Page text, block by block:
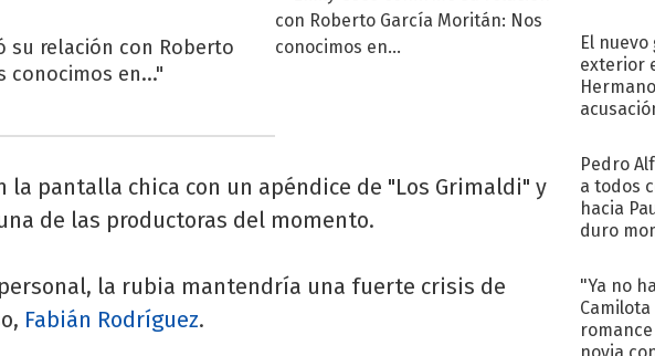
su relación con Roberto
conocimos en..."
la pantalla chica con un apéndice de "Los Grimaldi" y
de las productoras del momento.
la rubia mantendría una fuerte crisis de
Fabián Rodríguez.
El
exterior
"Traidora"
Pedro
a todos
hacia
duro
"Ya no